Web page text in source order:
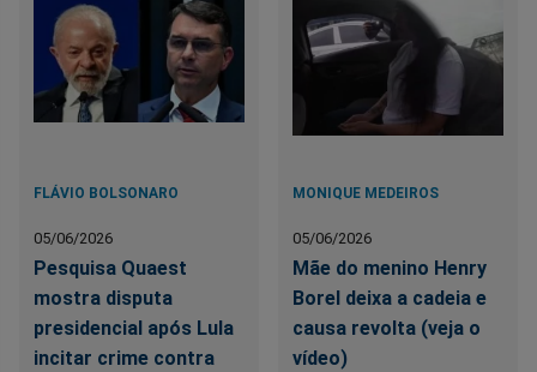
FLÁVIO BOLSONARO
05/06/2026
Pesquisa Quaest
mostra disputa
presidencial após Lula
incitar crime contra
MONIQUE MEDEIROS
05/06/2026
Mãe do menino Henry
Borel deixa a cadeia e
causa revolta (veja o
vídeo)